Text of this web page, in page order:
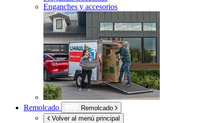
Enganches y accesorios
Remolcado
Remolcado
Volver al menú principal